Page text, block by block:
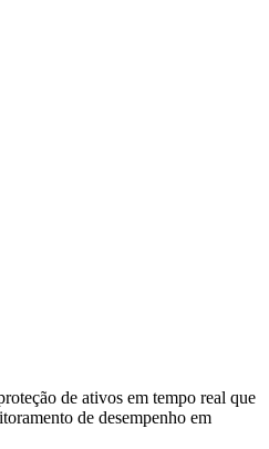
de ativos em tempo real ​que
de desempenho em